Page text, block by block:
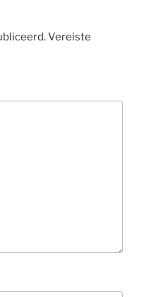
Vereiste